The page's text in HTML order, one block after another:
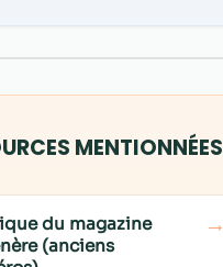
MENTIONNÉES
du magazine
(anciens
→